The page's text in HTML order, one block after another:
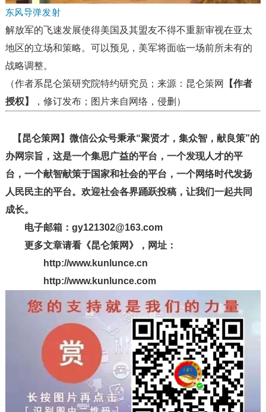
东风导弹发射
解放军的飞速发展使得美国及其盟友不得不重新审视在亚太
地区的立场和策略。可以预见，美军将面临一场前所未有的
战略调整。
（作者系昆仑策研究院特约研究员；来源：昆仑策网
【作者
授权】
，修订发布；图片来自网络，侵删）
【昆仑策网】微信公众号秉承“聚贤才，集众智，献良策”的
办网宗旨，这是一个集思广益的平台，一个发现人才的平
台，一个献智献策于国家和社会的平台，一个网络时代发扬
人民民主的平台。欢迎社会各界踊跃投稿，让我们一起共同
成长。
电子邮箱：gy121302@163.com
更多文章请看《昆仑策网》，网址：
http://www.kunlunce.cn
http://www.kunlunce.com